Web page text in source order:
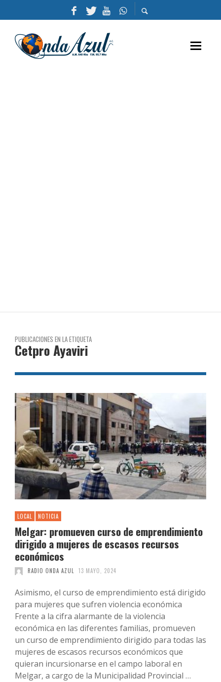
PUBLICACIONES EN LA ETIQUETA
Cetpro Ayaviri
LOCAL NOTICIA
Melgar: promueven curso de emprendimiento
dirigido a mujeres de escasos recursos
económicos
RADIO ONDA AZUL 13 MAYO, 2024
Asimismo, el curso de emprendimiento está dirigido
para mujeres que sufren violencia económica
Frente a la cifra alarmante de la violencia
económica en las diferentes familias, promueven
un curso de emprendimiento dirigido para todas las
mujeres de escasos recursos económicos que
quieran incursionarse en el campo laboral en
Melgar, a cargo de la Municipalidad Provincial …